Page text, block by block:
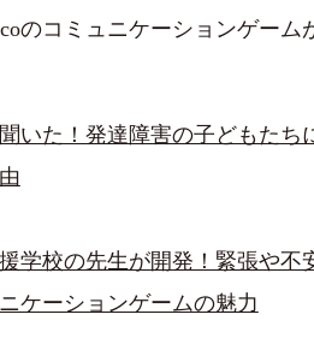
のコミュニケーションゲーム
いた！発達障害の子どもたち
学校の先生が開発！緊張や不
ケーションゲームの魅力